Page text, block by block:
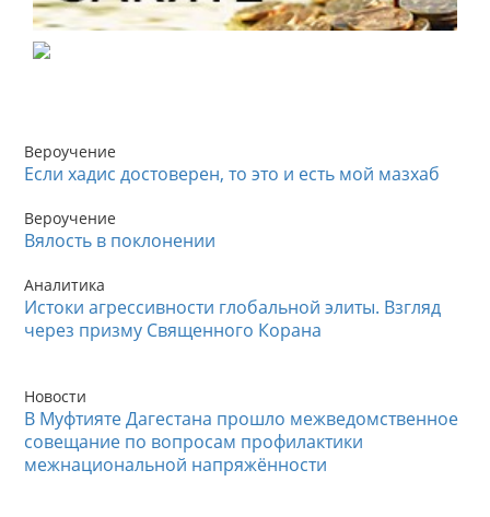
Вероучение
Если хадис достоверен, то это и есть мой мазхаб
Вероучение
Вялость в поклонении
Аналитика
Истоки агрессивности глобальной элиты. Взгляд
через призму Священного Корана
Новости
В Муфтияте Дагестана прошло межведомственное
совещание по вопросам профилактики
межнациональной напряжённости